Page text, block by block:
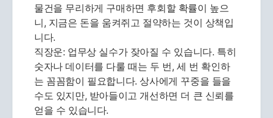
물건을 무리하게 구매하면 후회할 확률이 높으
니, 지금은 돈을 움켜쥐고 절약하는 것이 상책입
니다.
직장운: 업무상 실수가 잦아질 수 있습니다. 특히
숫자나 데이터를 다룰 때는 두 번, 세 번 확인하
는 꼼꼼함이 필요합니다. 상사에게 꾸중을 들을
수도 있지만, 받아들이고 개선하면 더 큰 신뢰를
얻을 수 있습니다.